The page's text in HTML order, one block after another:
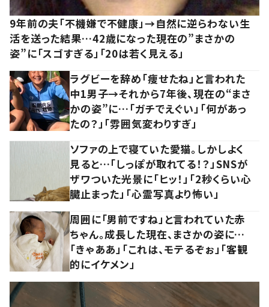
9年前の夫「不機嫌で不健康」→自然に逆らわない生
活を送った結果…42歳になった現在の”まさかの
姿”に「スゴすぎる」「20は若く見える」
ラグビーを辞め「痩せたね」と言われた
中1男子→それから7年後、現在の“まさ
かの姿”に…「ガチでえぐい」「何があっ
たの？」「雰囲気変わりすぎ」
ソファの上で寝ていた愛猫。しかしよく
見ると…「しっぽが取れてる！？」SNSが
ザワついた光景に「ヒッ！」「2秒くらい心
臓止まった」「心霊写真より怖い」
周囲に「男前ですね」と言われていた赤
ちゃん。成長した現在、まさかの姿に…
「きゃああ」「これは、モテるぞぉ」「客観
的にイケメン」